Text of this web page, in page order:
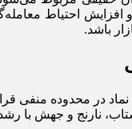
احتیاط
باشد.
با رشد ۴ درصدی اختصاص